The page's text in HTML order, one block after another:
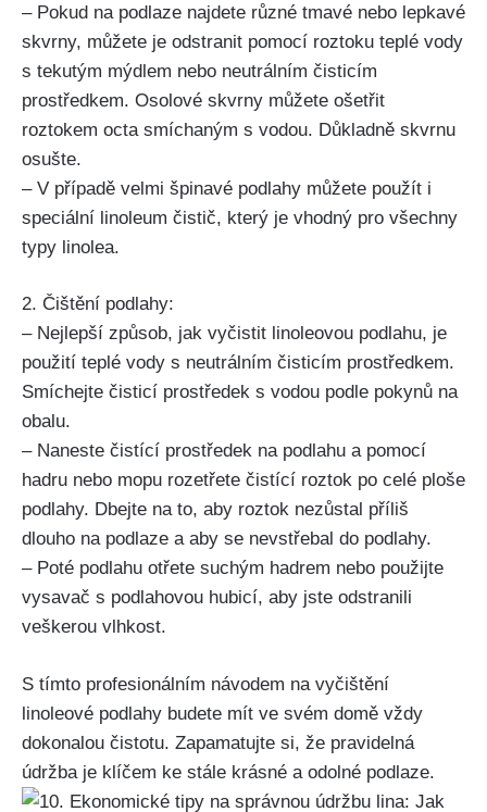
– Pokud na podlaze najdete‌ různé tmavé nebo lepkavé
skvrny, můžete je odstranit pomocí roztoku teplé vody
s tekutým mýdlem nebo neutrálním čisticím
prostředkem. Osolové skvrny ⁣můžete ošetřit
roztokem octa smíchaným s vodou. Důkladně skvrnu
osušte.
– V případě velmi špinavé podlahy můžete použít i ​
speciální linoleum čistič, který je vhodný pro všechny
typy ‌linolea.
2. Čištění podlahy:
– Nejlepší způsob, jak vyčistit linoleovou podlahu, je
⁢použití teplé vody s neutrálním čisticím prostředkem.
Smíchejte ⁣čisticí⁣ prostředek s vodou podle pokynů na
⁤obalu.
– Naneste‌ čistící prostředek na podlahu a pomocí
hadru nebo mopu rozetřete čistící roztok po celé ploše
podlahy. Dbejte na to, aby⁤ roztok nezůstal příliš
dlouho na ⁤podlaze a aby se nevstřebal do podlahy.
– Poté podlahu otřete suchým hadrem nebo použijte
vysavač s podlahovou hubicí, aby ⁢jste odstranili
veškerou vlhkost.
S tímto profesionálním návodem na vyčištění
linoleové podlahy ⁣budete​ mít ve svém domě vždy
dokonalou čistotu. Zapamatujte si, že pravidelná
⁢údržba je klíčem​ ke stále krásné a odolné podlaze.